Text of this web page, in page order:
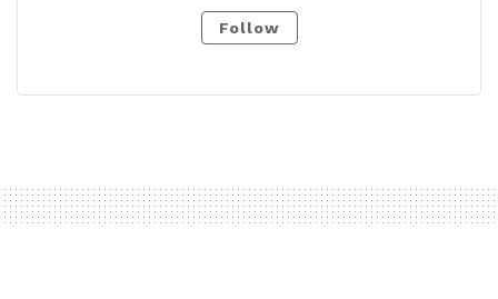
Follow